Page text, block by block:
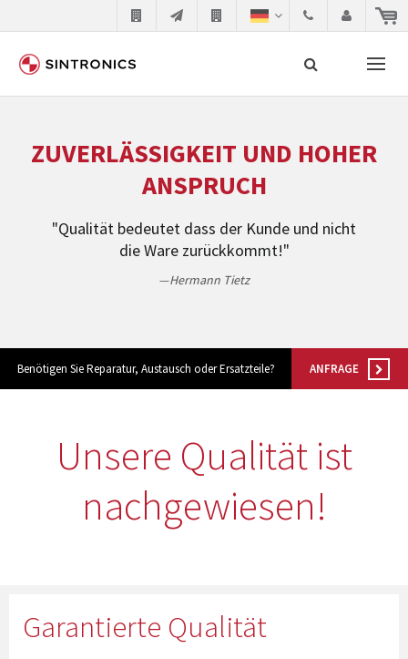
Unsere Zusammenarbeit mit
Siemens als Weltmarktführer in der
Automatisierungstechnik ist ständig gezwungen seine
Baugruppen ersetzen. In manchen Fällen ist dies aus
entweder die alten Baugruppen technisch hochwertig
repariert oder ihnen die abgekündigten Baugruppen
aus dem eigenen Lager ersetzt.
ZUVERLÄSSIGKEIT UND HOHER
ANSPRUCH
"Qualität bedeutet dass der Kunde und nicht
die Ware zurückkommt!"
Hermann Tietz
Benötigen Sie Reparatur, Austausch oder Ersatzteile? ANFRAGE
Unsere Qualität ist
nachgewiesen!
Garantierte Qualität